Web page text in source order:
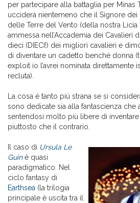
per partecipare alla battaglia per Minas
ucciderà nientemeno che il Signore dei
delle Terre del Vento (della nostra
ammessa nell’Accademia dei Cavalieri
dieci (DIECI!) dei migliori cavalieri e
di diventare un cadetto benché donna
exploit io l’avrei nominata direttamente
recluta).
La cosa è tanto più strana se si
sono dedicate sia alla fantascienza che
sentendosi molto più libere di inventare
piuttosto che il contrario.
Il caso di Ursula Le
Guinè quasi
paradigmatico. Nel
ciclo fantasy di
Earthsea (la trilogia
principale è uscita tra il